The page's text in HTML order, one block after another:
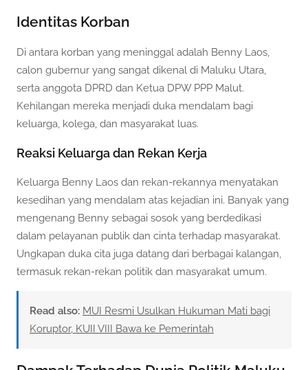
Identitas Korban
Di antara korban yang meninggal adalah Benny Laos,
calon gubernur yang sangat dikenal di Maluku Utara,
serta anggota DPRD dan Ketua DPW PPP Malut.
Kehilangan mereka menjadi duka mendalam bagi
keluarga, kolega, dan masyarakat luas.
Reaksi Keluarga dan Rekan Kerja
Keluarga Benny Laos dan rekan-rekannya menyatakan
kesedihan yang mendalam atas kejadian ini. Banyak yang
mengenang Benny sebagai sosok yang berdedikasi
dalam pelayanan publik dan cinta terhadap masyarakat.
Ungkapan duka cita juga datang dari berbagai kalangan,
termasuk rekan-rekan politik dan masyarakat umum.
Read also: MUI Resmi Usulkan Hukuman Mati bagi
Koruptor, KUII VIII Bawa ke Pemerintah